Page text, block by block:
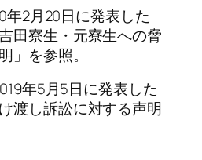
2月20日に発表した
田寮生・元寮生への脅
」を参照。
年5月5日に発表した
渡し訴訟に対する声明